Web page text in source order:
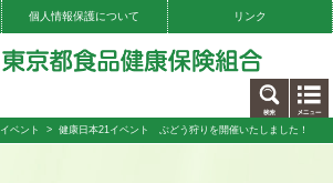
個人情報保護について リンク
イベント > 健康日本21イベント ぶどう狩りを開催いたしました！